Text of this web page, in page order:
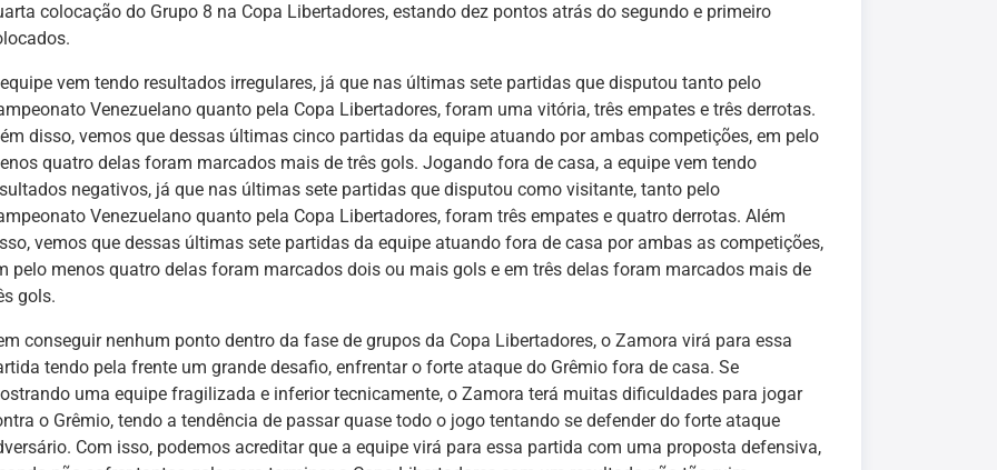
colocação do Grupo 8 na Copa Libertadores, estando dez pontos atrás do segundo e primeiro
vem tendo resultados irregulares, já que nas últimas sete partidas que disputou tanto pelo
Venezuelano quanto pela Copa Libertadores, foram uma vitória, três empates e três derrotas.
disso, vemos que dessas últimas cinco partidas da equipe atuando por ambas competições, em pelo
quatro delas foram marcados mais de três gols. Jogando fora de casa, a equipe vem tendo
negativos, já que nas últimas sete partidas que disputou como visitante, tanto pelo
Venezuelano quanto pela Copa Libertadores, foram três empates e quatro derrotas. Além
vemos que dessas últimas sete partidas da equipe atuando fora de casa por ambas as competições,
pelo menos quatro delas foram marcados dois ou mais gols e em três delas foram marcados mais de
gols.
conseguir nenhum ponto dentro da fase de grupos da Copa Libertadores, o Zamora virá para essa
tendo pela frente um grande desafio, enfrentar o forte ataque do Grêmio fora de casa. Se
uma equipe fragilizada e inferior tecnicamente, o Zamora terá muitas dificuldades para jogar
o Grêmio, tendo a tendência de passar quase todo o jogo tentando se defender do forte ataque
Com isso, podemos acreditar que a equipe virá para essa partida com uma proposta defensiva,